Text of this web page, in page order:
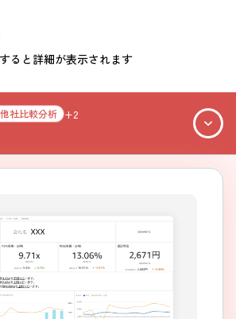
ると詳細が表示されます
社比較分析 +2